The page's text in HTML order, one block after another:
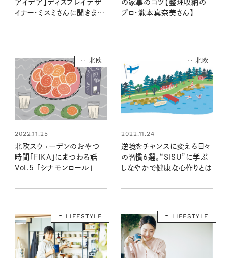
アイデア】ディスプレイデザ
イナー・ミスミさんに聞きまし
の家事のコツ【整理収納の
プロ・瀧本真奈美さん】
北欧
2022.11.25
北欧スウェーデンのおやつ
時間「FIKA」にまつわる話
Vol.5 「シナモンロール」
北欧
2022.11.24
逆境をチャンスに変える日々
の習慣6選。“SISU”に学ぶ
しなやかで健康な心作りとは
LIFESTYLE LIFESTYLE